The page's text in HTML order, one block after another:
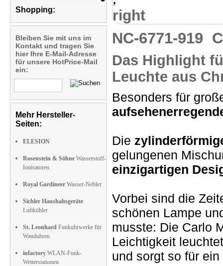
Shopping:
Bleiben Sie mit uns im
Kontakt und tragen Sie
hier Ihre E-Mail-Adresse
für unsere HotPrice-Mail
ein:
Mehr Hersteller-
Seiten:
ELESION
Rosenstein & Söhne Wasserstoff-
Ionisatoren
Royal Gardineer Wasser-Nebler
Sichler Haushaltsgeräte
Luftkühler
St. Leonhard Funkuhrwerke für
Wanduhren
infactory WLAN-Funk-
Wetterstationen
right
NC-6771-919
Das Highlight
Leuchte aus
Besonders für
Die
gelungenen
einzigartigen
Vorbei sind die
schönen Lampe
musste: Die Carlo
Leichtigkeit
und sorgt so für ein